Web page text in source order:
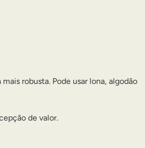
robusta. Pode usar lona, algodão
de valor.